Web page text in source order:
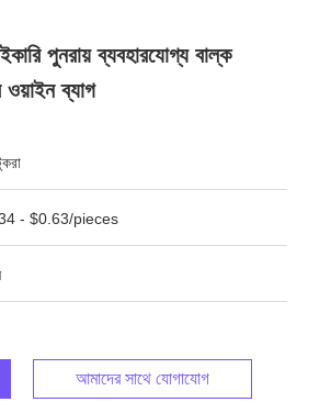
পুনরায় ব্যবহারযোগ্য বাল্ক
ওয়াইন ব্যাগ
- $0.63/pieces
আমাদের সাথে যোগাযোগ